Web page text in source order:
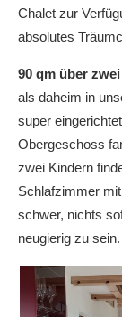
Chalet zur
absolutes
90 qm über
als daheim in
super
Obergeschoss
zwei Kindern
Schlafzimmer
schwer, nichts
neugierig zu sein.